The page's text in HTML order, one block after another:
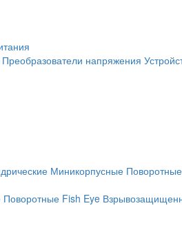
Преобразователи напряжения
Миникорпусные
Поворотные Fish Eye